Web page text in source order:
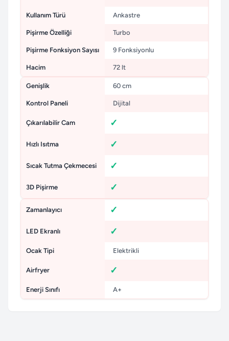
Kullanım Türü Ankastre
Pişirme Özelliği Turbo
Pişirme Fonksiyon Sayısı 9 Fonksiyonlu
Hacim 72 lt
Genişlik 60 cm
Kontrol Paneli Dijital
Çıkarılabilir Cam
Hızlı Isıtma
Sıcak Tutma Çekmecesi
3D Pişirme
Zamanlayıcı
LED Ekranlı
Ocak Tipi Elektrikli
Airfryer
Enerji Sınıfı A+